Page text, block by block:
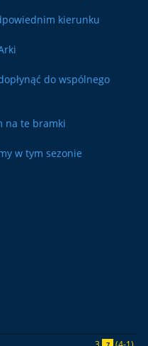
kierunku
do wspólnego
na te bramki
w tym sezonie